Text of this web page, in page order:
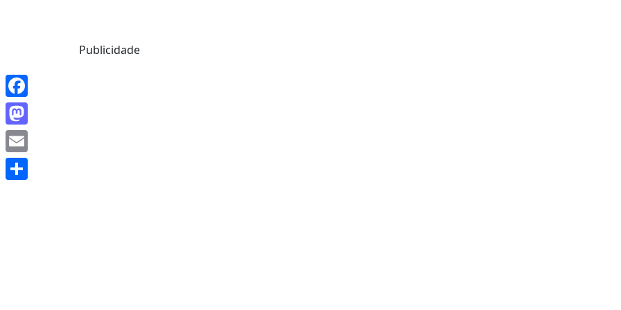
Publicidade
Facebook
Mastodon
Email